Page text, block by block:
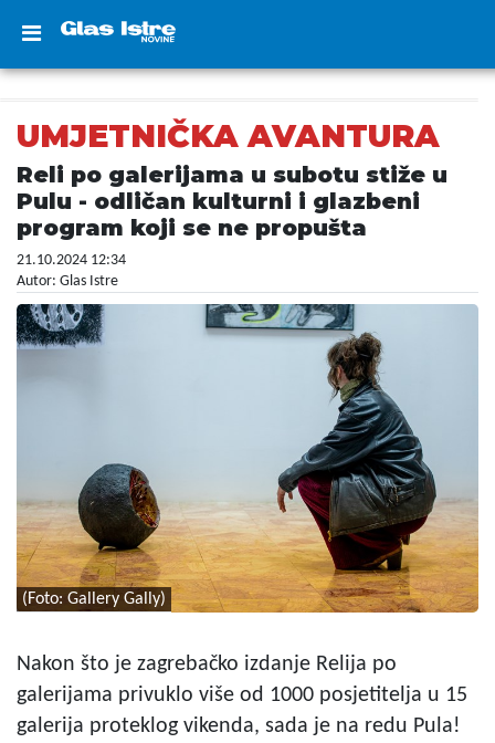
UMJETNIČKA AVANTURA
Reli po galerijama u subotu stiže u
Pulu - odličan kulturni i glazbeni
program koji se ne propušta
21.10.2024 12:34
Autor: Glas Istre
(Foto: Gallery Gally)
Nakon što je zagrebačko izdanje Relija po
galerijama privuklo više od 1000 posjetitelja u 15
galerija proteklog vikenda, sada je na redu Pula!